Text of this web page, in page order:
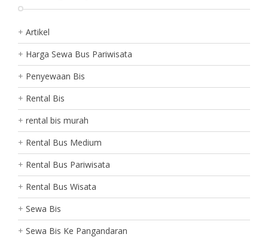
Artikel
Harga Sewa Bus Pariwisata
Penyewaan Bis
Rental Bis
rental bis murah
Rental Bus Medium
Rental Bus Pariwisata
Rental Bus Wisata
Sewa Bis
Sewa Bis Ke Pangandaran